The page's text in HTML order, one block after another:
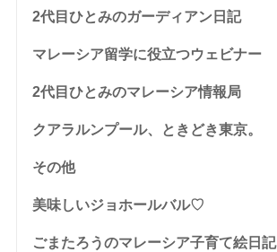
2代目ひとみのガーディアン日記
マレーシア留学に役立つウェビナー
2代目ひとみのマレーシア情報局
クアラルンプール、ときどき東京。
その他
美味しいジョホールバル♡
ごまたろうのマレーシア子育て絵日記